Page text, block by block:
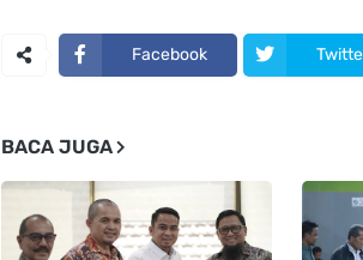
Facebook
BACA JUGA